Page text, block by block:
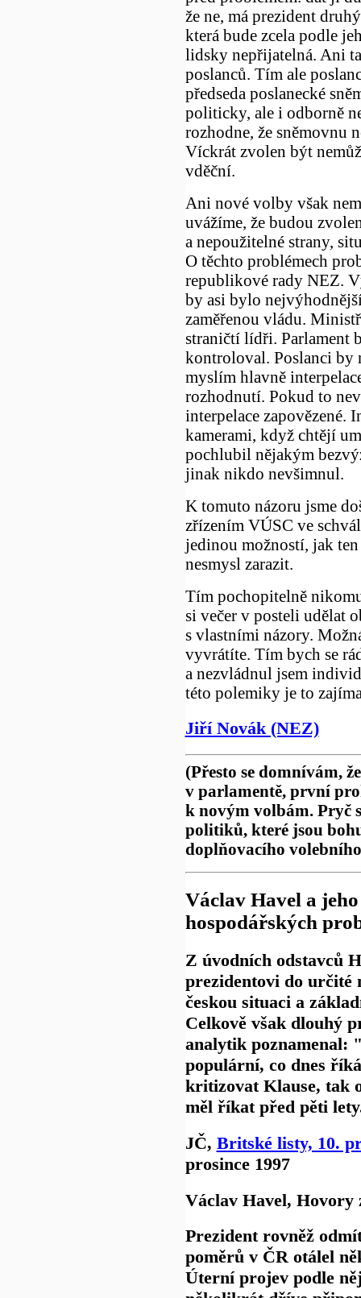
že ne, má prezident
která bude zcela podle
lidsky nepřijatelná. Ani
poslanců. Tím ale
předseda poslanecké
politicky, ale i odborně
rozhodne, že sněmovnu
Víckrát zvolen být
vděční.
Ani nové volby však
uvážíme, že budou
a nepoužitelné strany,
O těchto problémech
republikové rady NEZ.
by asi bylo
zaměřenou vládu.
straničtí lídři. Parlament
kontroloval. Poslanci
myslím hlavně
rozhodnutí. Pokud to
interpelace zapovězené.
kamerami, když chtějí
pochlubil nějakým
jinak nikdo nevšimnul.
K tomuto názoru jsme
zřízením VÚSC ve
jedinou možností, jak
nesmysl zarazit.
Tím pochopitelně
si večer v posteli udělat
s vlastními názory.
vyvrátíte. Tím bych se
a nezvládnul jsem
této polemiky je to
Jiří Novák (NEZ)
(Přesto se domnívám,
v parlamentě, první
k novým volbám. Pryč
politiků, které jsou
doplňovacího
Václav Havel a
hospodářských
Z úvodních odstavců
prezidentovi do určité
českou situaci a
Celkově však dlouhý
analytik poznamenal:
populární, co dnes
kritizovat Klause, tak
měl říkat před pěti
JČ, Britské listy, 10.
prosince 1997
Václav Havel, Hovory
Prezident rovněž
poměrů v ČR otálel
Úterní projev podle